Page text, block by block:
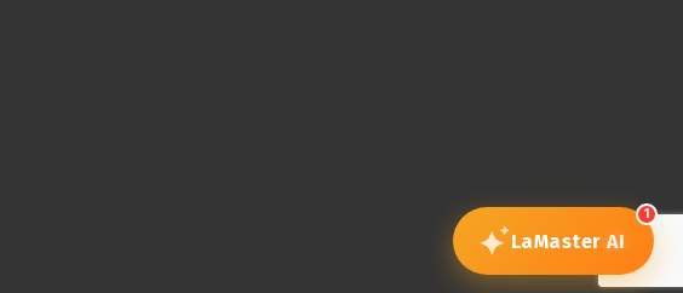
1
LaMaster AI